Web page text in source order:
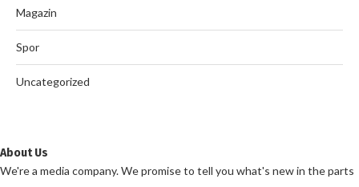
Magazin
Spor
Uncategorized
About Us
We're a media company. We promise to tell you what's new in the parts